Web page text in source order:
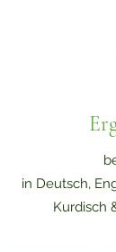
in Deutsch,
Kurdisch